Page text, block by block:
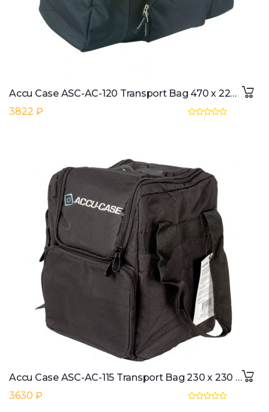
Accu Case ASC-AC-120 Transport Bag 470 x 220 x 220 mm
3822 ₽
Accu Case ASC-AC-115 Transport Bag 230 x 230 x 310 mm
3630 ₽